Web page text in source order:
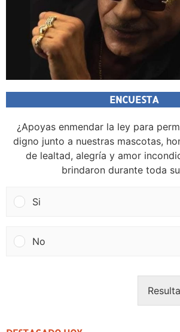
ENCUESTA
¿Apoyas enmendar la ley para
digno junto a nuestras mascotas,
de lealtad, alegría y amor
brindaron durante toda
Si
No